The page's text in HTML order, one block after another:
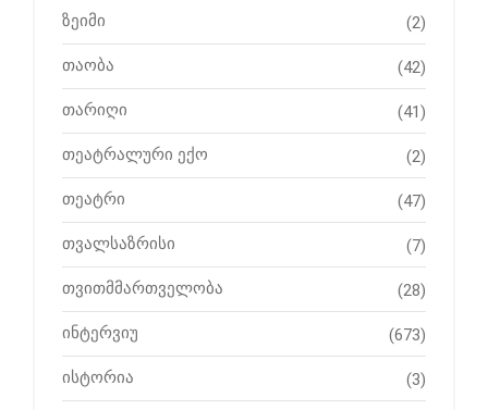
ზეიმი (2)
თაობა (42)
თარიღი (41)
თეატრალური ექო (2)
თეატრი (47)
თვალსაზრისი (7)
თვითმმართველობა (28)
ინტერვიუ (673)
ისტორია (3)